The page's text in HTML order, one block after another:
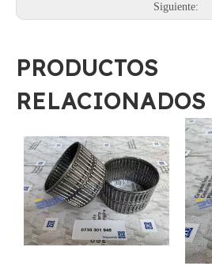
Siguiente:
PRODUCTOS
RELACIONADOS